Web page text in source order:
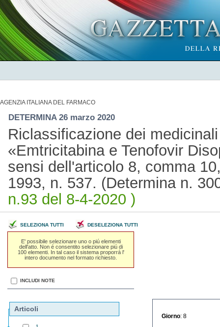
AGENZIA ITALIANA DEL FARMACO
DETERMINA 26 marzo 2020
Riclassificazione dei
«Emtricitabina e Tenofovir
sensi dell'articolo 8, comma
1993, n. 537. (Determina n.
n.93 del 8-4-2020 )
SELEZIONA TUTTI DESELEZIONA TUTTI
E' possibile selezionare uno o piú elementi
dell'atto. Non é consentito selezionare piú di
100 elementi. In tal caso il sistema proporrá l'
intero documento nel formato richiesto.
INCLUDI NOTE
Articoli
Giorno : 8